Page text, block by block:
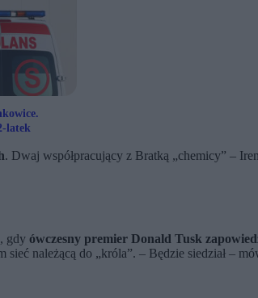
latek
. Dwaj współpracujący z Bratką „chemicy” –
gdy ówczesny premier Donald Tusk
należącą do „króla”. – Będzie siedział –